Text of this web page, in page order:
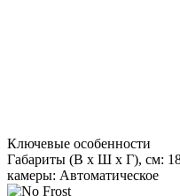
Ключевые особенности
Габариты (В х Ш х Г), см:
камеры: Автоматическое